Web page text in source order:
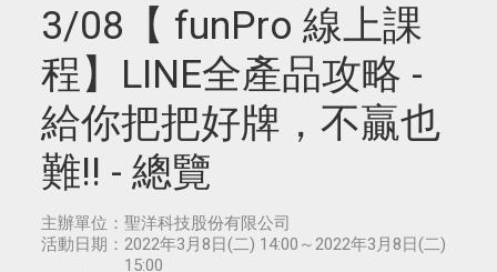
3/08【 funPro 線上課
程】LINE全產品攻略 -
給你把把好牌，不贏也
難!! - 總覽
主辦單位： 聖洋科技股份有限公司
活動日期： 2022年3月8日(二) 14:00～2022年3月8日(二)
15:00